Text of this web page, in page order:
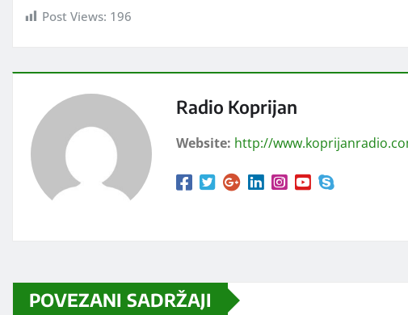
Post Views: 196
Radio Koprijan
Website: http://
POVEZANI SADRŽAJI